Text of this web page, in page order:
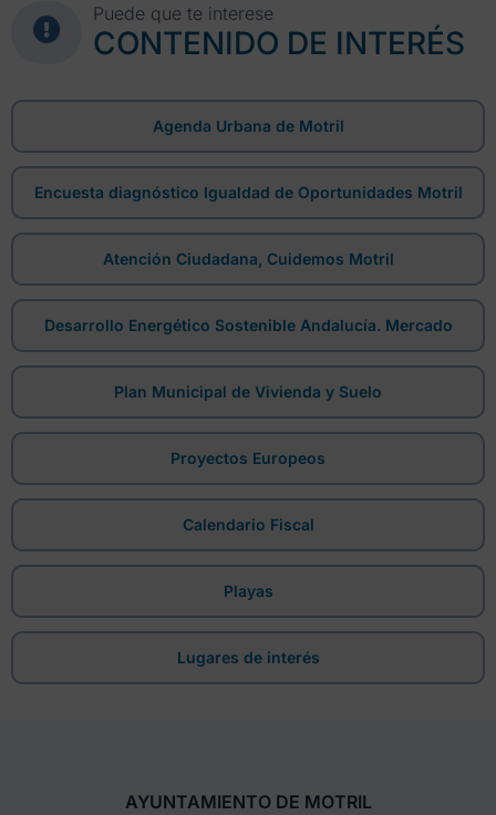
Puede que te interese
CONTENIDO DE INTERÉS
Agenda Urbana de Motril
Encuesta diagnóstico Igualdad de Oportunidades Motril
Atención Ciudadana, Cuidemos Motril
Desarrollo Energético Sostenible Andalucía. Mercado
Plan Municipal de Vivienda y Suelo
Proyectos Europeos
Calendario Fiscal
Playas
Lugares de interés
AYUNTAMIENTO DE MOTRIL